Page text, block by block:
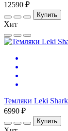
12590 ₽
Купить
Хит
Темляки Leki
6990 ₽
Купить